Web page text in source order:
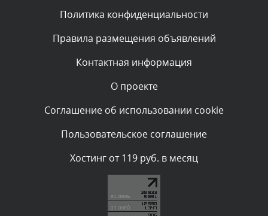
Комментарий проверяется
администратором.
Комментарий проверяется
администратором.
Комментарий проверяется
Текст комментария будет виден после проверки
Политика конфиденциальности
Правила размещения объявлений
Контактная информация
О проекте
Соглашение об использовании cookie
Пользовательское соглашение
Хостинг от 119 руб. в месяц